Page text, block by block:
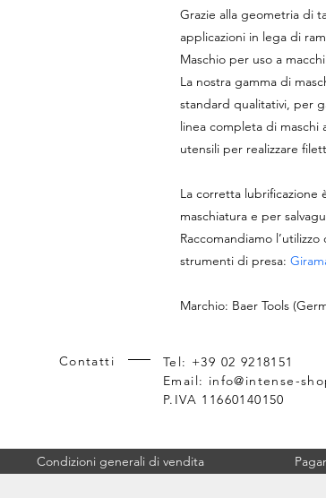
Grazie alla geometria di
applicazioni in lega di
Maschio per uso a
La nostra gamma di
standard qualitativi, per
linea completa di maschi
utensili per realizzare
La corretta lubrificazione
maschiatura e per
Raccomandiamo l’utilizzo
strumenti di presa:
Marchio: Baer Tools
Contatti
Tel: +39 02 9218151
Email: info@intense-
P.IVA 11660140150
Condizioni generali di vendita